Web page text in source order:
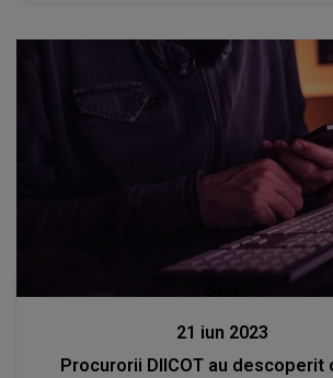
21 iun 2023
Procurorii DIICOT au descoperit